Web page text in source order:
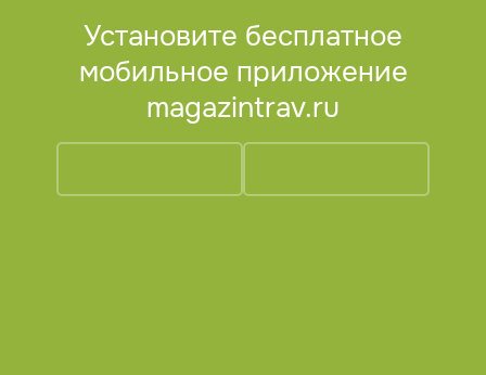
Установите бесплатное
мобильное приложение
magazintrav.ru